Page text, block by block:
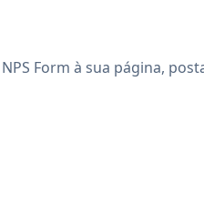
Form à sua página,